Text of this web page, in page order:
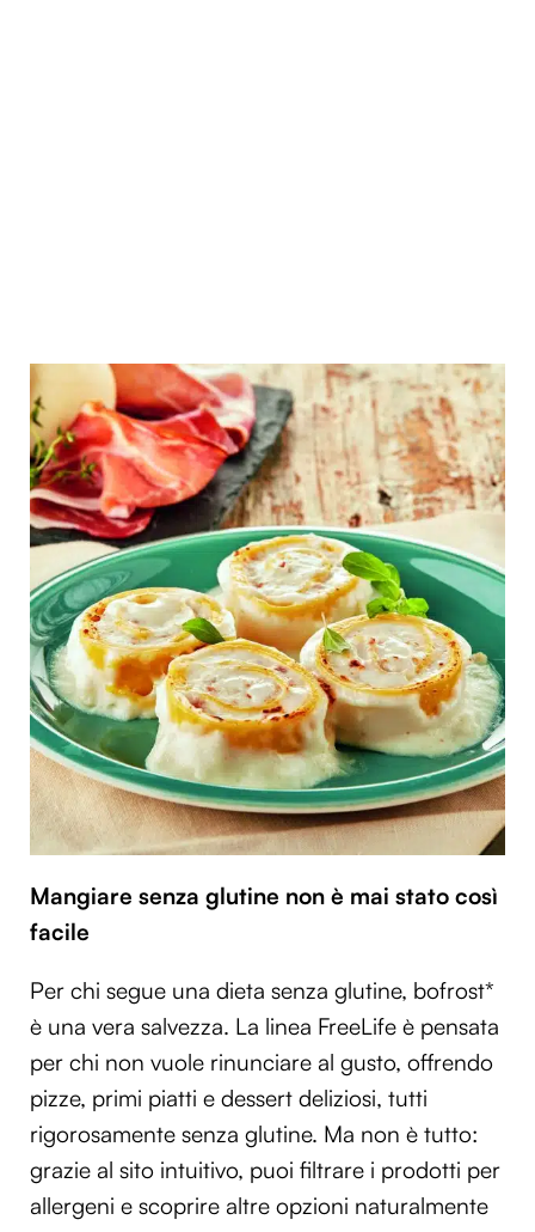
Mangiare senza glutine non è mai stato così
facile
Per chi segue una dieta senza glutine, bofrost*
è una vera salvezza. La linea FreeLife è pensata
per chi non vuole rinunciare al gusto, offrendo
pizze, primi piatti e dessert deliziosi, tutti
rigorosamente senza glutine. Ma non è tutto:
grazie al sito intuitivo, puoi filtrare i prodotti per
allergeni e scoprire altre opzioni naturalmente